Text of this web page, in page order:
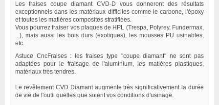
Les fraises coupe diamant CVD-D vous donneront des résultats
exceptionnels dans les matériaux difficiles comme le carbone, l'époxy
et toutes les matières composites stratifiées.
Vous pourrez fraiser vos plaques de HPL (Trespa, Polyrey, Fundermax,
...), mais aussi les bois durs (exotiques), les mousses PU usinables,
etc.
Astuce CncFraises : les fraises type "coupe diamant" ne sont pas
adaptées pour le fraisage de l'aluminium, les matières plastiques,
matériaux très tendres.
Le revêtement CVD Diamant augmente très significativement la durée
de vie de l'outil quelles que soient vos conditions d'usinage.